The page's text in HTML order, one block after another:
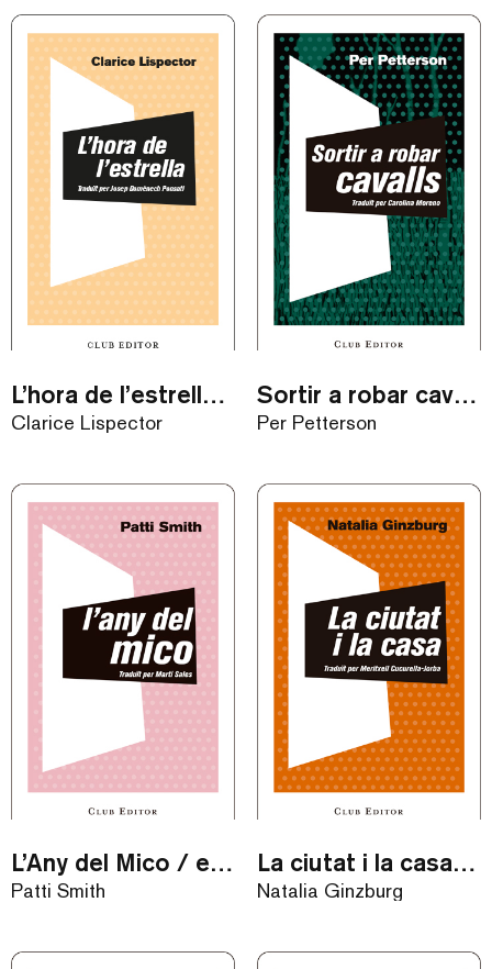
L’hora de l’estrella / eBook
Clarice Lispector
Sortir a robar cavalls / eBook
Per Petterson
L’Any del Mico / eBook
Patti Smith
La ciutat i la casa / eBook
Natalia Ginzburg